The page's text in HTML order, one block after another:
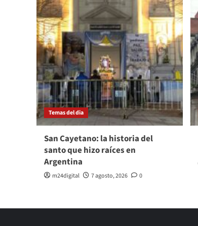
Temas del dia
San Cayetano: la historia del
santo que hizo raíces en
Argentina
m24digital 7 agosto, 2026 0